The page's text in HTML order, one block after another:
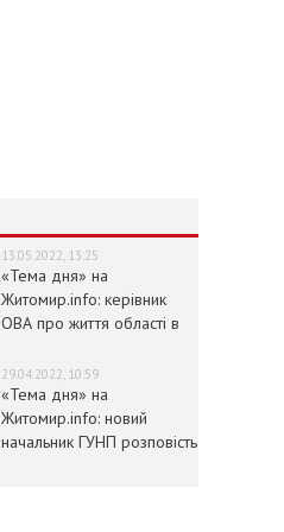
13.05.2022, 13:25
«Тема дня» на
Житомир.info: керівник
ОВА про життя області в
29.04.2022, 10:59
«Тема дня» на
Житомир.info: новий
начальник ГУНП розповість